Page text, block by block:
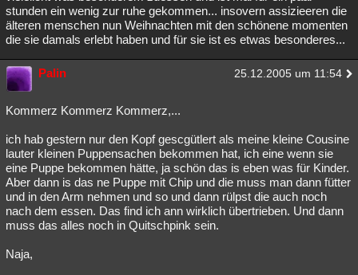
stunden ein wenig zur ruhe gekommen... insovern assizieeren die
älteren menschen nun Weihnachten mit den schönene momenten
die sie damals erlebt haben und für sie ist es etwas besonderes...
Palin 25.12.2005 um 11:54
Kommerz Kommerz Kommerz,...
ich hab gestern nur den Kopf gescgütlert als meine kleine Cousine
lauter kleinen Puppensachen bekommen hat, ich eine wenn sie
eine Puppe bekommen hätte, ja schön das is eben was für Kinder.
Aber dann is das ne Puppe mit Chip und die muss man dann fütter
und in den Arm nehmen und so und dann rülpst die auch noch
nach dem essen. Das find ich ann wirklich übertrieben. Und dann
muss das alles noch in Quitschpink sein.
Naja,